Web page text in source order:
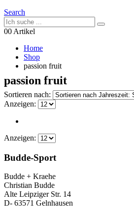
Search
00 Artikel
Home
Shop
passion fruit
passion fruit
Sortieren nach:
Anzeigen:
Anzeigen:
Budde-Sport
Budde + Kraehe
Christian Budde
Alte Leipziger Str. 14
D- 63571 Gelnhausen